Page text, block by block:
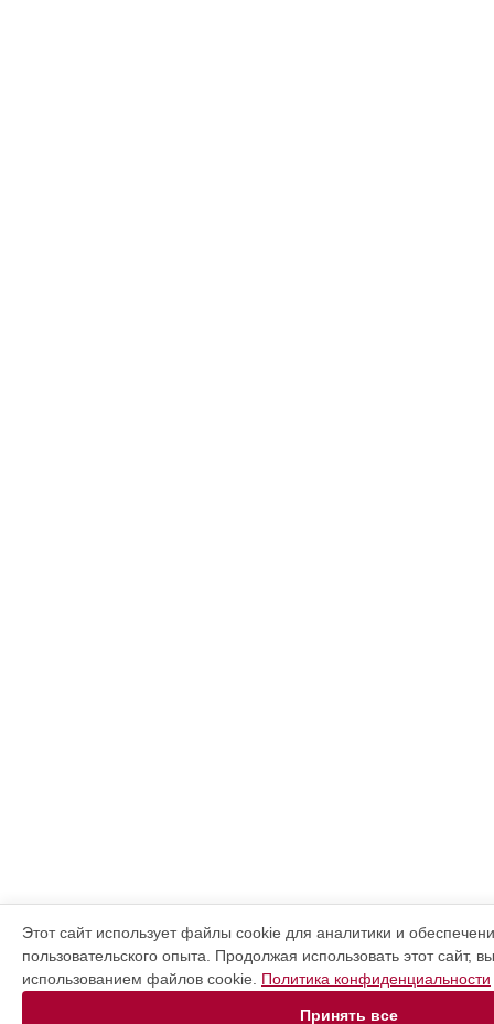
Этот сайт использует файлы cookie для аналитики и
пользовательского опыта. Продолжая использовать этот сайт,
использованием файлов cookie. Политика конфиденциальности
Принять все